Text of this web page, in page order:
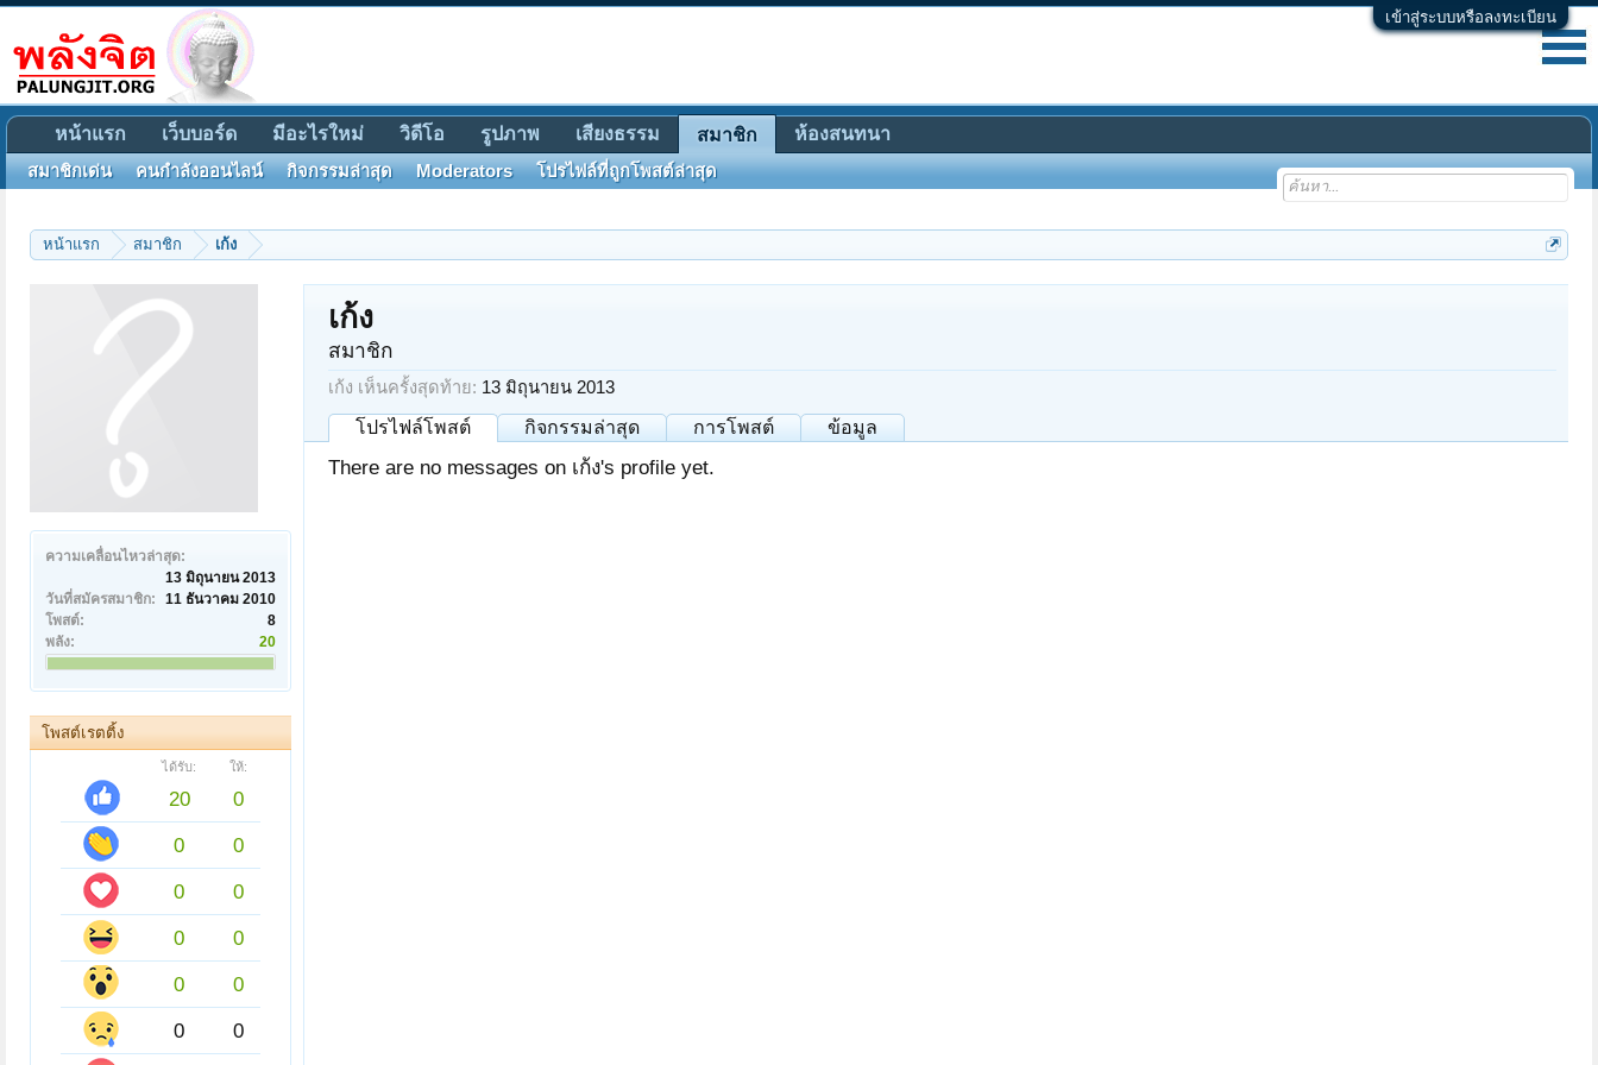
เข้าสู่ระบบหรือลงทะเบียน
หน้าแรก สมาชิก เก้ง
ความเคลื่อนไหวล่าสุด:
13 มิถุนายน 2013
วันที่สมัครสมาชิก:
11 ธันวาคม 2010
โพสต์:
8
พลัง:
20
โพสต์เรตติ้ง
ได้รับ: ให้:
20
0
0
0
0
0
0
0
0
0
0
0
เก้ง
สมาชิก
เก้ง เห็นครั้งสุดท้าย: 13 มิถุนายน 2013
โปรไฟล์โพสต์ กิจกรรมล่าสุด การโพสต์ ข้อมูล
There are no messages on เก้ง's profile yet.
หน้าแรก เว็บบอร์ด มีอะไรใหม่ วิดีโอ รูปภาพ เสียงธรรม สมาชิก
สมาชิกเด่น คนกำลังออนไลน์ กิจกรรมล่าสุด Moderators โปรไฟล์ที่ถูกโพสต์ล่าสุด
ห้องสนทนา